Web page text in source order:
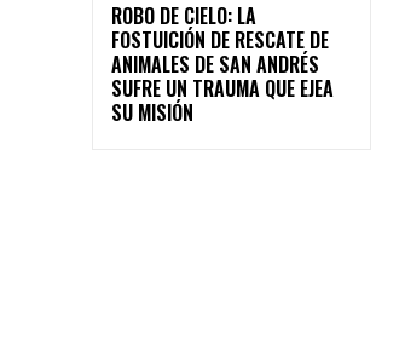
ROBO DE CIELO: LA
FOSTUICIÓN DE RESCATE DE
ANIMALES DE SAN ANDRÉS
SUFRE UN TRAUMA QUE EJEA
SU MISIÓN